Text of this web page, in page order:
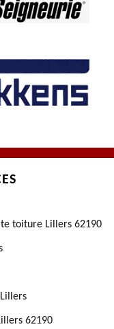
toiture Lillers 62190
62190